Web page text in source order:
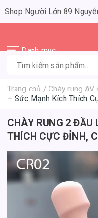
Shop Người Lớn 89
Danh mục
Trang chủ / Chày rung AV
– Sức Mạnh Kích Thích
CHÀY RUNG 2 ĐẦU
THÍCH CỰC ĐỈNH,